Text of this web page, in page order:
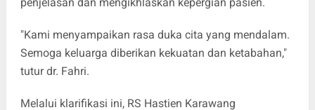
"Kami menyampaikan rasa duka cita yang mendalam.
Semoga keluarga diberikan kekuatan dan ketabahan,"
tutur dr. Fahri.
Melalui klarifikasi ini, RS Hastien Karawang